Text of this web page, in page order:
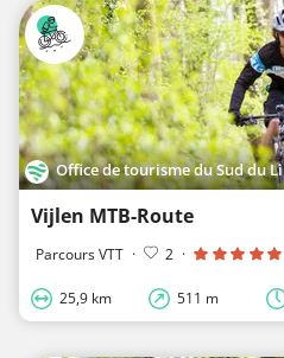
Office de tourisme du Sud du
Vijlen MTB-Route
Parcours VTT · 2 ·
25,9 km 511 m